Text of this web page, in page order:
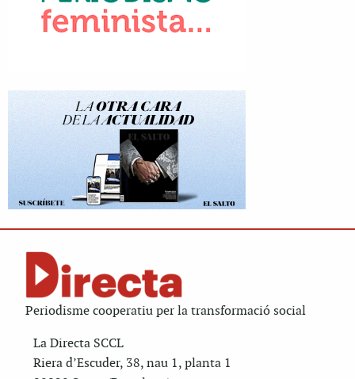
Periodisme cooperatiu per la transformació social
La Directa SCCL
Riera d’Escuder, 38, nau 1, planta 1